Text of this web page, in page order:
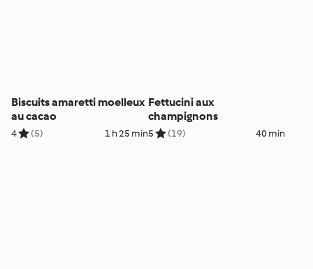
Biscuits amaretti moelleux
au cacao
4 (5) 1 h 25 min
Fettucini aux
champignons
5 (19) 40 min